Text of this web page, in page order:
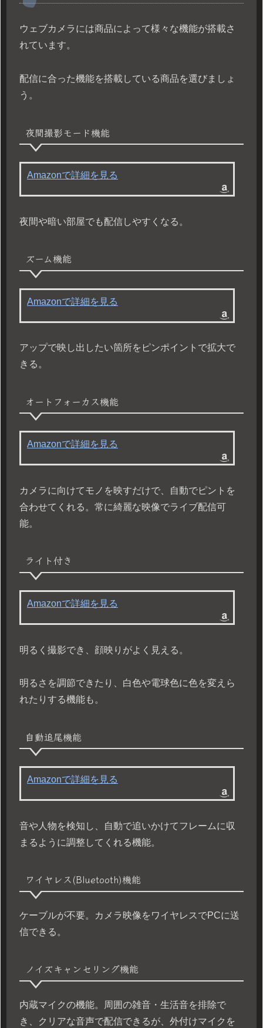
ウェブカメラには商品によって様々な機能が搭載さ
れています。
配信に合った機能を搭載している商品を選びましょ
う。
夜間撮影モード機能
Amazonで詳細を見る
夜間や暗い部屋でも配信しやすくなる。
ズーム機能
Amazonで詳細を見る
アップで映し出したい箇所をピンポイントで拡大で
きる。
オートフォーカス機能
Amazonで詳細を見る
カメラに向けてモノを映すだけで、自動でピントを
合わせてくれる。常に綺麗な映像でライブ配信可
能。
ライト付き
Amazonで詳細を見る
明るく撮影でき、顔映りがよく見える。
明るさを調節できたり、白色や電球色に色を変えら
れたりする機能も。
自動追尾機能
Amazonで詳細を見る
音や人物を検知し、自動で追いかけてフレームに収
まるように調整してくれる機能。
ワイヤレス(Bluetooth)機能
ケーブルが不要。カメラ映像をワイヤレスでPCに送
信できる。
ノイズキャンセリング機能
内蔵マイクの機能。周囲の雑音・生活音を排除で
き、クリアな音声で配信できるが、外付けマイクを